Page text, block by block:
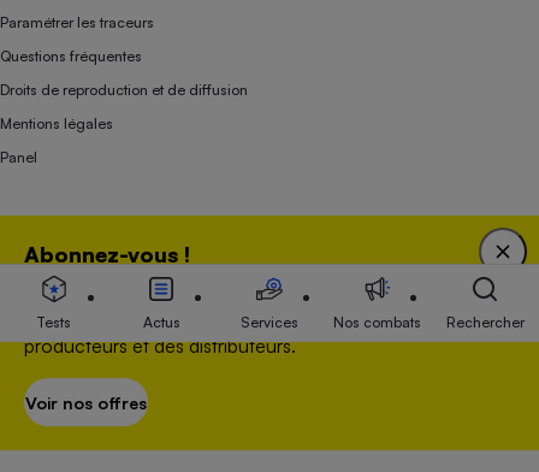
Abonnez-vous !
Bénéficiez d'une expertise unique tout en soutenant
une association 100 % indépendante de l'Etat, des
producteurs et des distributeurs.
Voir nos offres
Paramétrer les traceurs
Questions fréquentes
Droits de reproduction et de diffusion
Mentions légales
Panel
Association indépendante de l’État, des syndicats, des producteurs et des
distributeurs depuis 1951.
Tests Actus Services Nos combats Rechercher